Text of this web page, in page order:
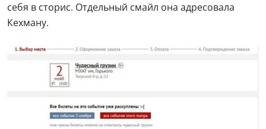
себя в сторис. Отдельный смайл она адресовала
Кехману.